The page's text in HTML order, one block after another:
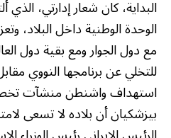
البداية، كان شعار إدارتي، الذي
الوحدة الوطنية داخل البلاد،
مع دول الجوار ومع بقية دول
للتخلي عن برنامجها النووي
استهداف واشنطن منشآت
بيزشكيان أن بلاده لا تسعى